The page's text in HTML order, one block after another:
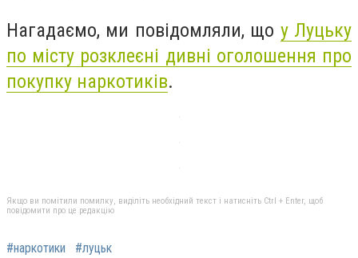
Нагадаємо, ми повідомляли, що у Луцьку
по місту розклеєні дивні оголошення про
покупку наркотиків.
Якщо ви помітили помилку, виділіть необхідний текст і натисніть Ctrl + Enter, щоб
повідомити про це редакцію
#наркотики #луцьк